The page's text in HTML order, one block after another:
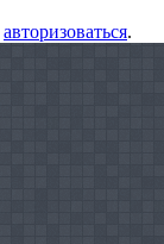
авторизоваться.